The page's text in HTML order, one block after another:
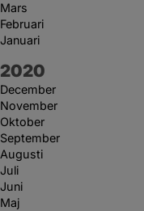
Mars
Februari
Januari
År:
2020
December
November
Oktober
September
Augusti
Juli
Juni
Maj